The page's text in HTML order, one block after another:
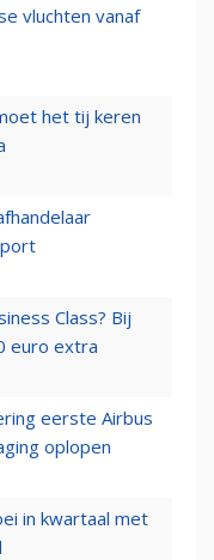
vluchten vanaf
het tij keren
Class? Bij
euro extra
eerste Airbus
oplopen
in kwartaal met